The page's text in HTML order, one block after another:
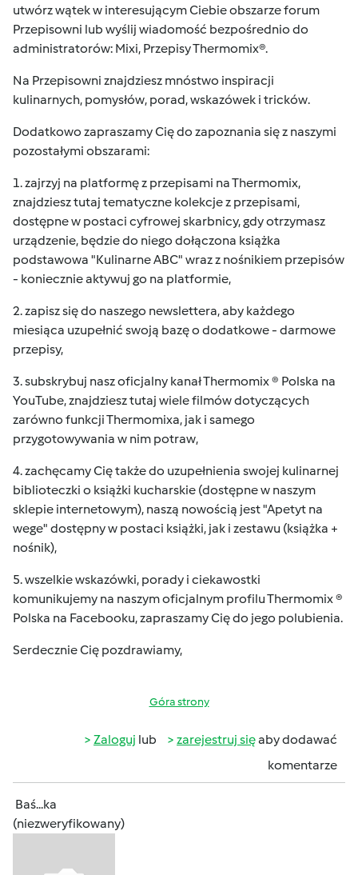
utwórz wątek w interesującym Ciebie obszarze forum
Przepisowni lub wyślij wiadomość bezpośrednio do
administratorów: Mixi, Przepisy Thermomix®.
Na Przepisowni znajdziesz mnóstwo inspiracji
kulinarnych, pomysłów, porad, wskazówek i tricków.
Dodatkowo zapraszamy Cię do zapoznania się z naszymi
pozostałymi obszarami:
1. zajrzyj na platformę z przepisami na Thermomix,
znajdziesz tutaj tematyczne kolekcje z przepisami,
dostępne w postaci cyfrowej skarbnicy, gdy otrzymasz
urządzenie, będzie do niego dołączona książka
podstawowa "Kulinarne ABC" wraz z nośnikiem przepisów
- koniecznie aktywuj go na platformie,
2. zapisz się do naszego newslettera, aby każdego
miesiąca uzupełnić swoją bazę o dodatkowe - darmowe
przepisy,
3. subskrybuj nasz oficjalny kanałThermomix ® Polska na
YouTube, znajdziesz tutaj wiele filmów dotyczących
zarówno funkcji Thermomixa, jak i samego
przygotowywania w nim potraw,
4. zachęcamy Cię także do uzupełnienia swojej kulinarnej
biblioteczki o książki kucharskie (dostępne w naszym
sklepie internetowym), naszą nowością jest "Apetyt na
wege" dostępny w postaci książki, jak i zestawu (książka +
nośnik),
5. wszelkie wskazówki, porady i ciekawostki
komunikujemy na naszym oficjalnym profiluThermomix ®
Polska na Facebooku, zapraszamy Cię do jego polubienia.
Serdecznie Cię pozdrawiamy,
Góra strony
Zaloguj lub zarejestruj sięaby dodawać
komentarze
Baś...ka
(niezweryfikowany)